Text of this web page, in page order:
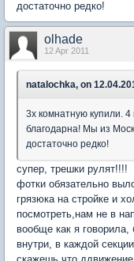
достаточно редко!
olhade
12 Apr 2011
natalochka, on
3х комнатную купили.
благодарна! Мы из
достаточно редко!
супер, трешки рулят!!!!
фотки обязательно
грязюка на стройке и
посмотреть,нам не в
вообще как я
внутри, в каждой